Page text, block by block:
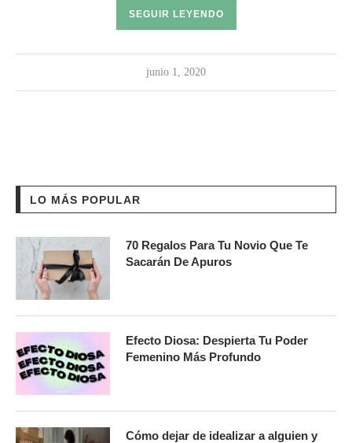
SEGUIR LEYENDO
junio 1, 2020
LO MÁS POPULAR
70 Regalos Para Tu Novio Que Te
Sacarán De Apuros
Efecto Diosa: Despierta Tu Poder
Femenino Más Profundo
Cómo dejar de idealizar a alguien y